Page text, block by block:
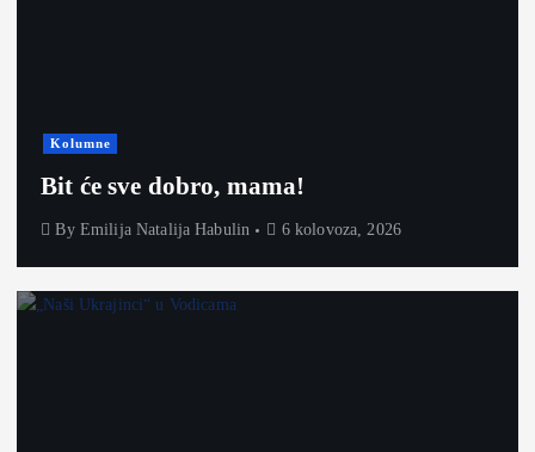
Kolumne
Bit će sve dobro, mama!
By Emilija Natalija Habulin 6 kolovoza, 2026